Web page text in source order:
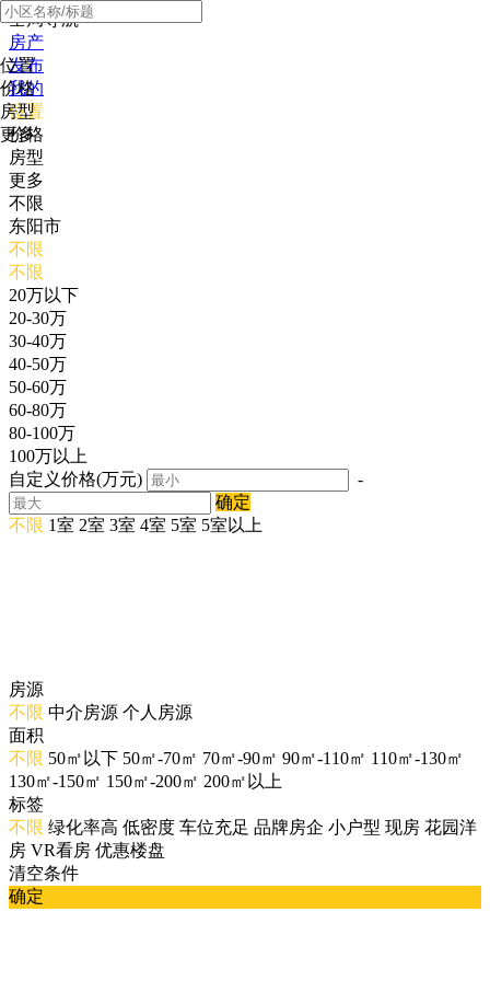
全局导航
房产
发布
我的
位置
价格
房型
更多
位置
价格
房型
更多
不限
东阳市
不限
不限
20万以下
20-30万
30-40万
40-50万
50-60万
60-80万
80-100万
100万以上
自定义价格(万元)
-
确定
不限 1室 2室 3室 4室 5室 5室以上
房源
不限 中介房源 个人房源
面积
不限 50㎡以下 50㎡-70㎡ 70㎡-90㎡ 90㎡-110㎡ 110㎡-130㎡
130㎡-150㎡ 150㎡-200㎡ 200㎡以上
标签
不限 绿化率高 低密度 车位充足 品牌房企 小户型 现房 花园洋
房 VR看房 优惠楼盘
清空条件
确定